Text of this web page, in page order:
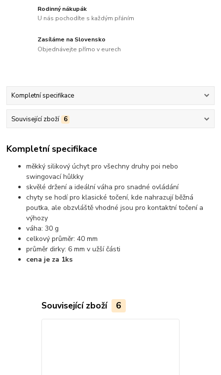
Rodinný nákupák
U nás pochodíte s každým přáním
Zasíláme na Slovensko
Objednávejte přímo v eurech
Kompletní specifikace
Související zboží 6
Kompletní specifikace
měkký silikový úchyt pro všechny druhy poi nebo
swingovací hůlkky
skvělé držení a ideální váha pro snadné ovládání
chyty se hodí pro klasické točení, kde nahrazují běžná
poutka, ale obzvláště vhodné jsou pro kontaktní točení a
výhozy
váha: 30 g
celkový průměr: 40 mm
průměr dirky: 6 mm v užší části
cena je za 1ks
Související zboží 6